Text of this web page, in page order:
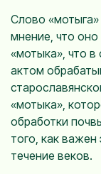
Слово
мнение, что
«мотыка», что
актом
«мотыка»,
обработки
того, как важен
течение веков.